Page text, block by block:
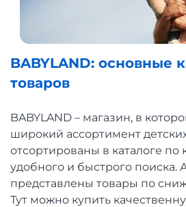
BABYLAND: основные
товаров
BABYLAND – магазин, в
широкий ассортимент
отсортированы в каталоге по
удобного и быстрого поиска.
представлены товары по
Тут можно купить